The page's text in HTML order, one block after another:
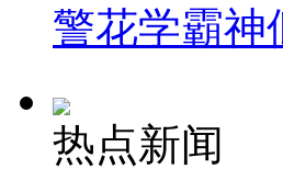
警花学霸神
热点新闻